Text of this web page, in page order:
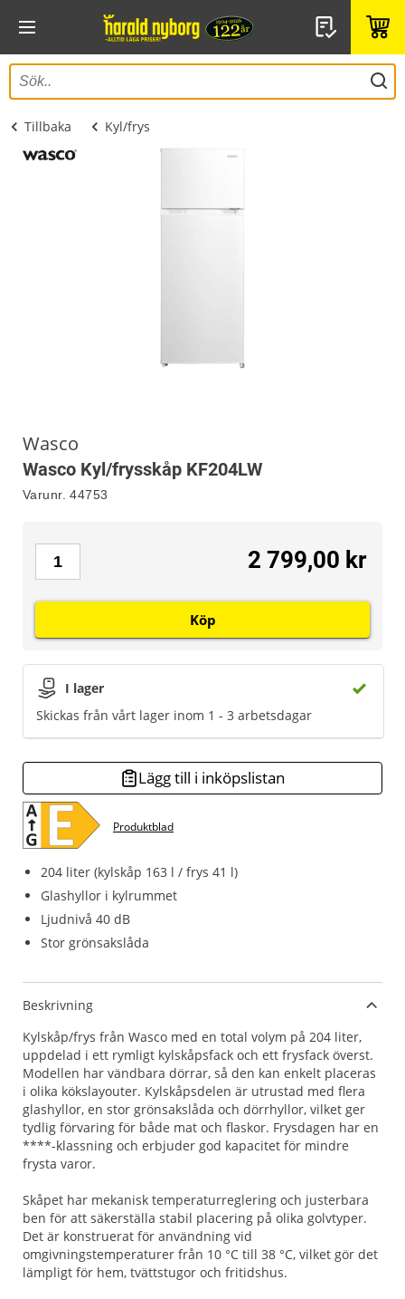
Tillbaka Kyl/frys
Wasco
Wasco Kyl/frysskåp KF204LW
Varunr. 44753
Produktblad
204 liter (kylskåp 163 l / frys 41 l)
Glashyllor i kylrummet
Ljudnivå 40 dB
Stor grönsakslåda
I lager
Skickas från vårt lager inom 1 - 3 arbetsdagar
2 799,00 kr
Köp
Lägg till i inköpslistan
Beskrivning
Kylskåp/frys från Wasco med en total volym på 204 liter,
uppdelad i ett rymligt kylskåpsfack och ett frysfack överst.
Modellen har vändbara dörrar, så den kan enkelt placeras
i olika kökslayouter. Kylskåpsdelen är utrustad med flera
glashyllor, en stor grönsakslåda och dörrhyllor, vilket ger
tydlig förvaring för både mat och flaskor. Frysdagen har en
****-klassning och erbjuder god kapacitet för mindre
frysta varor.
Skåpet har mekanisk temperaturreglering och justerbara
ben för att säkerställa stabil placering på olika golvtyper.
Det är konstruerat för användning vid
omgivningstemperaturer från 10 °C till 38 °C, vilket gör det
lämpligt för hem, tvättstugor och fritidshus.